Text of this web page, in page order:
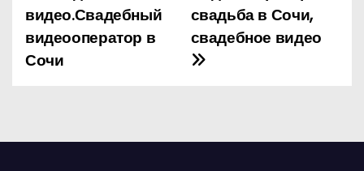
а
в
г
свадьба в Сочи,
свадебное видео
видео.Свадебный
видеооператор в
Сочи